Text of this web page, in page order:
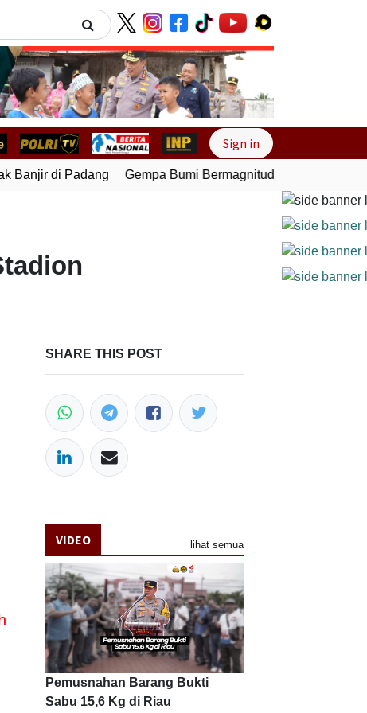
Next
Sign in
di Padang Gempa Bumi Bermagnitudo 5,1 Kembali
SHARE THIS POST
VIDEO lihat semua
Pemusnahan Barang Bukti
Sabu 15,6 Kg di Riau